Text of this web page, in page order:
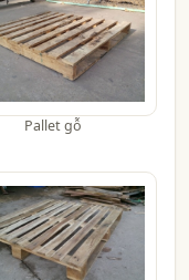
Pallet gỗ